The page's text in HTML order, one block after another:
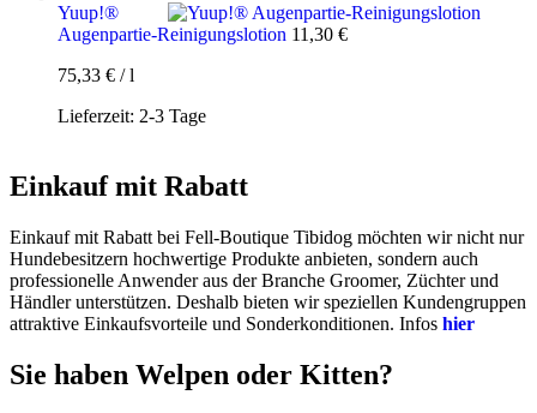
Yuup!®
Augenpartie-Reinigungslotion 11,30 €
75,33 € /l
Lieferzeit: 2-3 Tage
Einkauf mit Rabatt
Einkauf mit Rabatt bei Fell-Boutique Tibidog möchten wir nicht nur
Hundebesitzern hochwertige Produkte anbieten, sondern auch
professionelle Anwender aus der Branche Groomer, Züchter und
Händler unterstützen. Deshalb bieten wir speziellen Kundengruppen
attraktive Einkaufsvorteile und Sonderkonditionen. Infos hier
Sie haben Welpen oder Kitten?